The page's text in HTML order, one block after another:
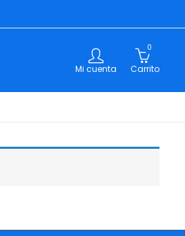
Mi cuenta
0
Carrito